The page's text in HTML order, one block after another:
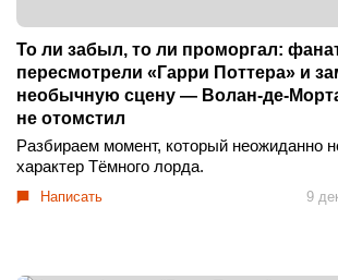
То ли забыл, то ли проморгал:
пересмотрели «Гарри Поттера» и
необычную сцену — Волан-де-
не отомстил
Разбираем момент, который неожиданно
характер Тёмного лорда.
Написать 9